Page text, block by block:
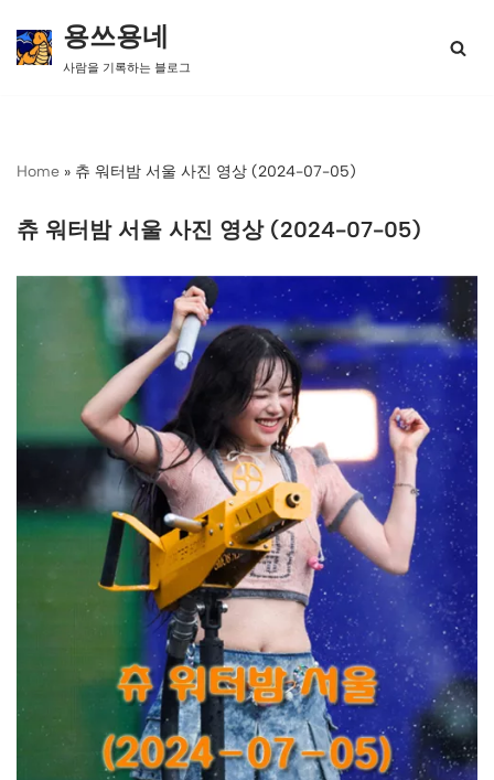
콘
너
용쓰용네
사람을 기록하는 블로그
Home » 츄 워터밤 서울 사진 영상 (2024-07-05)
츄 워터밤 서울 사진 영상 (2024-07-05)